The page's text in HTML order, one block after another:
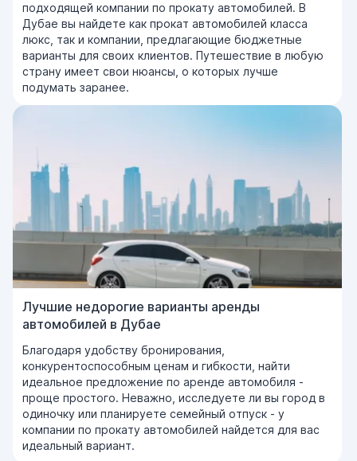
подходящей компании по прокату автомобилей. В
Дубае вы найдете как прокат автомобилей класса
люкс, так и компании, предлагающие бюджетные
варианты для своих клиентов. Путешествие в любую
страну имеет свои нюансы, о которых лучше
подумать заранее.
Лучшие недорогие варианты аренды
автомобилей в Дубае
Благодаря удобству бронирования,
конкурентоспособным ценам и гибкости, найти
идеальное предложение по аренде автомобиля -
проще простого. Неважно, исследуете ли вы город в
одиночку или планируете семейный отпуск - у
компании по прокату автомобилей найдется для вас
идеальный вариант.